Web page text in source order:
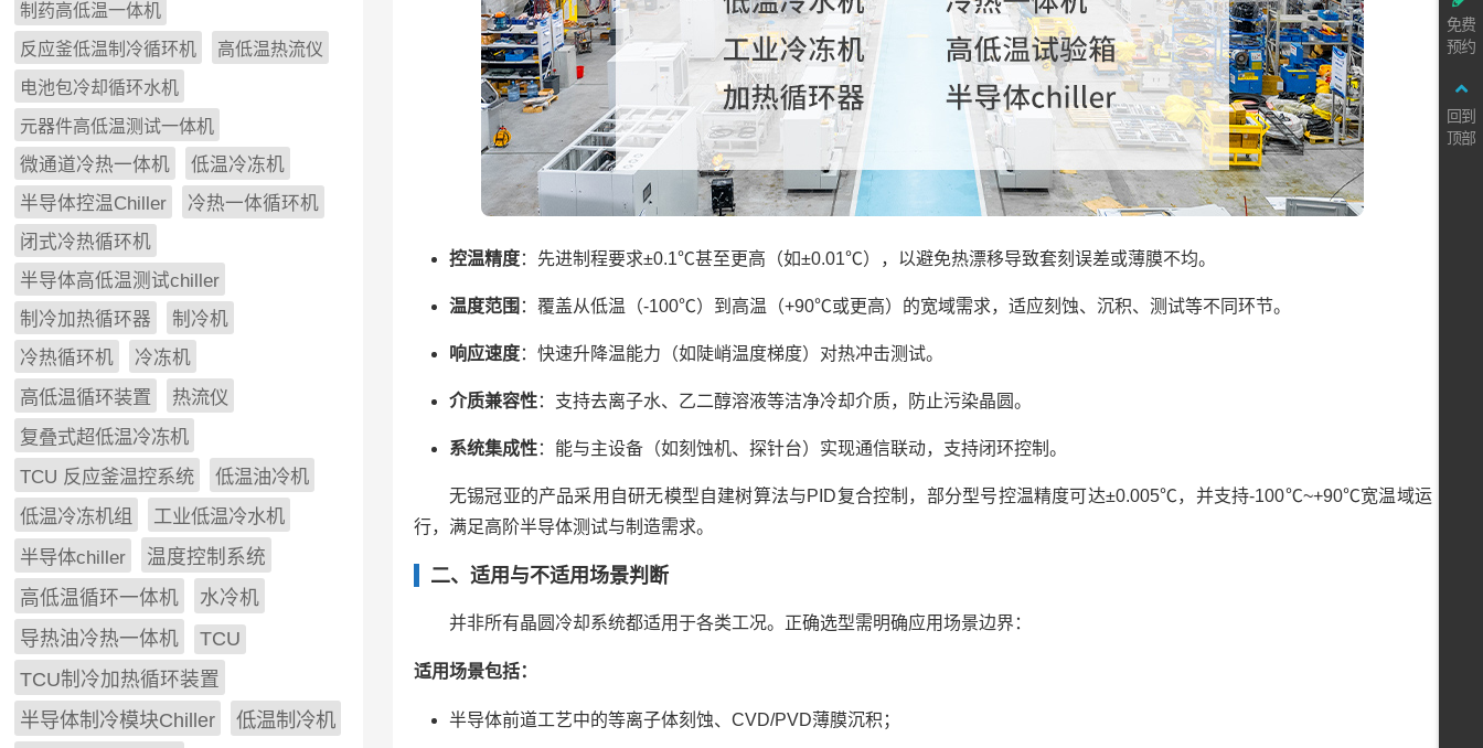
控温精度：先进制程要求±0.1℃甚至更高（如±0.01℃），以避免热漂移导致套刻误差或薄膜不均。
温度范围 ：覆盖从低温（-100℃）到高温（+90℃或更高）的宽域需求，适应刻蚀、沉积、测试等不同环节。
响应速度：快速升降温能力（如陡峭温度梯度）对热冲击测试。
介质兼容性：支持去离子水、乙二醇溶液等洁净冷却介质，防止污染晶圆。
系统集成性：能与主设备（如刻蚀机、探针台）实现通信联动，支持闭环控制。
无锡冠亚的产品采用自研无模型自建树算法与PID复合控制，部分型号控温精度可达±0.005℃，并支持-100℃~+90℃宽温域运
行，满足高阶半导体测试与制造需求。
二、适用与不适用场景判断
并非所有晶圆冷却系统都适用于各类工况。正确选型需明确应用场景边界：
适用场景包括：
半导体前道工艺中的等离子体刻蚀、CVD/PVD薄膜沉积；
制药高低温一体机
反应釜低温制冷循环机 高低温热流仪
电池包冷却循环水机
元器件高低温测试一体机
微通道冷热一体机
低温冷冻机
半导体控温Chiller
冷热一体循环机
闭式冷热循环机
半导体高低温测试chiller
制冷加热循环器
制冷机
冷热循环机
冷冻机
高低温循环装置
热流仪
复叠式超低温冷冻机
TCU 反应釜温控系统
低温油冷机
低温冷冻机组
工业低温冷水机
半导体chiller
温度控制系统
高低温循环一体机
水冷机
导热油冷热一体机
TCU
TCU制冷加热循环装置
半导体制冷模块Chiller
低温制冷机
免费
预约
回到
顶部